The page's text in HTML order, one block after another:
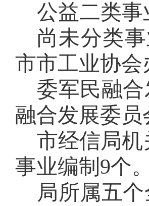
公益二类
尚未分类
市市工业协会
委军民融
融合发展委
市经信局
事业编制9个。
局所属五